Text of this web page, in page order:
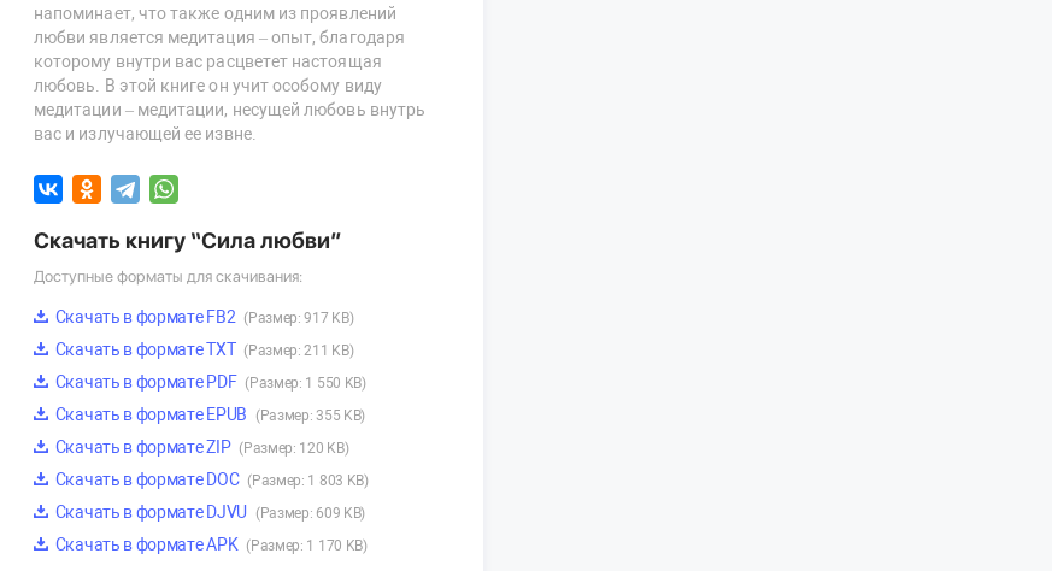
напоминает, что также одним из проявлений
любви является медитация – опыт, благодаря
которому внутри вас расцветет настоящая
любовь. В этой книге он учит особому виду
медитации – медитации, несущей любовь внутрь
вас и излучающей ее извне.
Скачать книгу “Сила любви”
Доступные форматы для скачивания:
Скачать в формате FB2 (Размер: 917 KB)
Скачать в формате TXT (Размер: 211 KB)
Скачать в формате PDF (Размер: 1 550 KB)
Скачать в формате EPUB (Размер: 355 KB)
Скачать в формате ZIP (Размер: 120 KB)
Скачать в формате DOC (Размер: 1 803 KB)
Скачать в формате DJVU (Размер: 609 KB)
Скачать в формате APK (Размер: 1 170 KB)